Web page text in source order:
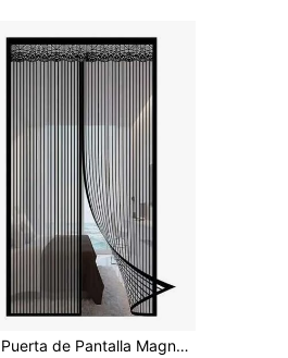
Puerta de Pantalla Magnética - Pantalla de Puerta Mágica Resistente con Sello Magnético, Adecuada para Puertas Deslizantes, de Patio, Francesas, Delanteras y Traseras, Amigable con Mascotas, Patio Trasero, Fácil de Instalar